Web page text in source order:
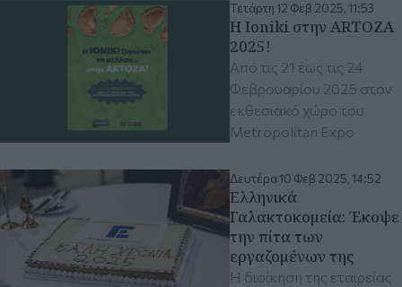
Τετάρτη 12 Φεβ 2025, 11:53
H Ioniki στην ARTOZA
2025!
Από τις 21 έως τις 24
Φεβρουαρίου 2025 στον
εκθεσιακό χώρο του
Metropolitan Expo
Δευτέρα 10 Φεβ 2025, 14:52
Ελληνικά
Γαλακτοκομεία: Έκοψε
την πίτα των
εργαζομένων της
Η διοίκηση της εταιρείας